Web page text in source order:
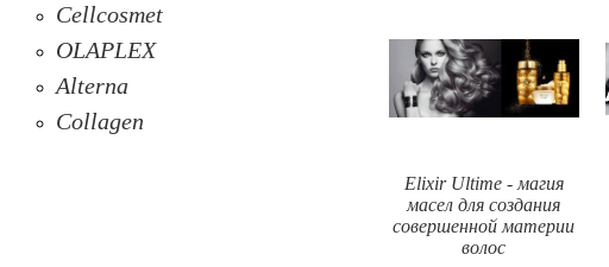
Cellcosmet
OLAPLEX
Alterna
Collagen
Elixir Ultime - магия
масел для создания
совершенной материи
волос